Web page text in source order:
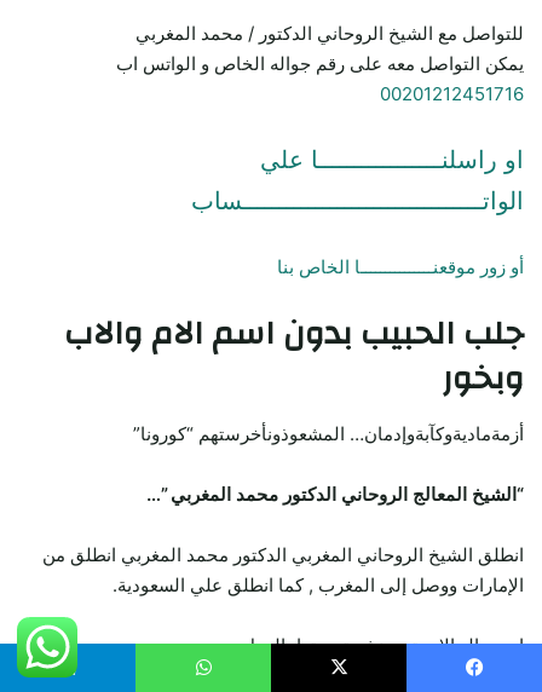
للتواصل مع الشيخ الروحاني الدكتور / محمد المغربي
يمكن التواصل معه على رقم جواله الخاص و الواتس اب
00201212451716
او راسلنـــــــــــــــــا علي
الواتـــــــــــــــــــــــــــــــــساب
أو زور موقعنـــــــــــــــا الخاص بنا
جلب الحبيب بدون اسم الام والاب
وبخور
أزمةماديةوكآبةوإدمان… المشعوذونأخرستهم “كورونا”
“الشيخ المعالج الروحاني الدكتور محمد المغربي ”…
انطلق الشيخ الروحاني المغربي الدكتور محمد المغربي انطلق من
الإمارات ووصل إلى المغرب , كما انطلق علي السعودية.
احدي الحالات تريد نشر تجربتها بالعمل.